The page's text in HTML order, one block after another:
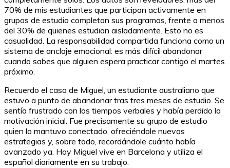
70% de mis estudiantes que participan activamente en
grupos de estudio completan sus programas, frente a menos
del 30% de quienes estudian aisladamente. Esto no es
casualidad. La responsabilidad compartida funciona como un
sistema de anclaje emocional: es más difícil abandonar
cuando sabes que alguien espera practicar contigo el martes
próximo.
Recuerdo el caso de Miguel, un estudiante australiano que
estuvo a punto de abandonar tras tres meses de estudio. Se
sentía frustrado con los tiempos verbales y había perdido la
motivación inicial. Fue precisamente su grupo de estudio
quien lo mantuvo conectado, ofreciéndole nuevas
estrategias y, sobre todo, recordándole cuánto había
avanzado ya. Hoy Miguel vive en Barcelona y utiliza el
español diariamente en su trabajo.